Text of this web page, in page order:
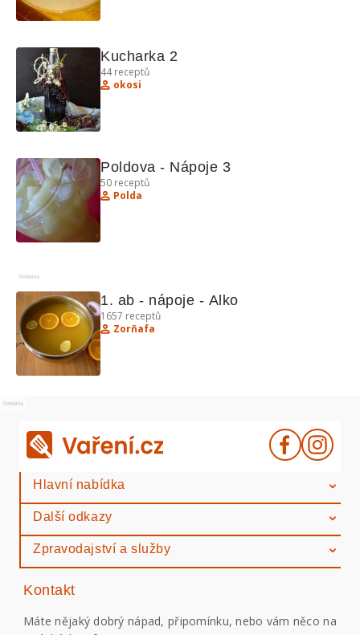
Kucharka 2
44receptů
okosi
Poldova - Nápoje 3
50 receptů
Polda
Reklama
1. ab - nápoje - Alko
1657 receptů
Zorňafa
Reklama
Hlavní nabídka
Další odkazy
Zpravodajství a služby
Kontakt
Máte nějaký dobrý nápad, připomínku, nebo vám něco na